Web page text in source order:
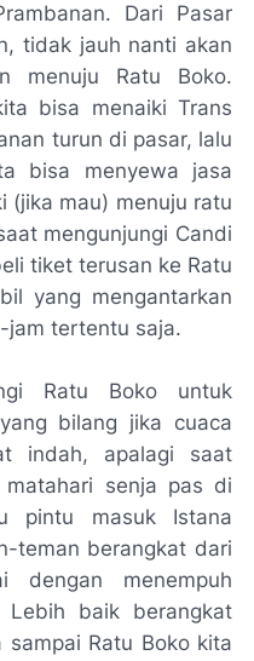
Dari Pasar
tidak jauh nanti akan
menuju Ratu Boko.
bisa menaiki Trans
turun di pasar, lalu
bisa menyewa jasa
(jika mau) menuju ratu
mengunjungi Candi
tiket terusan ke Ratu
yang mengantarkan
jam tertentu saja.
Ratu Boko untuk
bilang jika cuaca
indah, apalagi saat
matahari senja pas di
pintu masuk Istana
teman berangkat dari
dengan menempuh
Lebih baik berangkat
Ratu Boko kita